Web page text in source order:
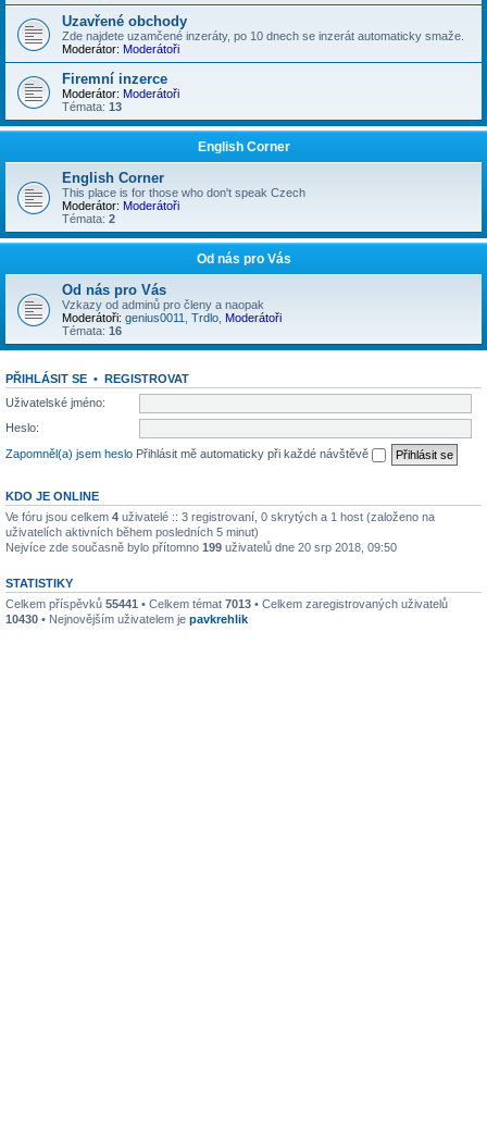
Uzavřené obchody
Zde najdete uzamčené inzeráty, po 10 dnech se inzerát automaticky smaže.
Moderátor: Moderátoři
Firemní inzerce
Moderátor: Moderátoři
Témata: 13
English Corner
English Corner
This place is for those who don't speak Czech
Moderátor: Moderátoři
Témata: 2
Od nás pro Vás
Od nás pro Vás
Vzkazy od adminů pro členy a naopak
Moderátoři: genius0011, Trdlo, Moderátoři
Témata: 16
PŘIHLÁSIT SE •
REGISTROVAT
Uživatelské jméno:
Heslo:
Zapomněl(a) jsem heslo Přihlásit mě automaticky při každé návštěvě
KDO JE ONLINE
Ve fóru jsou celkem 4 uživatelé :: 3 registrovaní, 0 skrytých a 1 host (založeno na
uživatelích aktivních během posledních 5 minut)
Nejvíce zde současně bylo přítomno 199 uživatelů dne 20 srp 2018, 09:50
STATISTIKY
Celkem příspěvků 55441 • Celkem témat 7013 • Celkem zaregistrovaných uživatelů
10430 • Nejnovějším uživatelem je pavkrehlik